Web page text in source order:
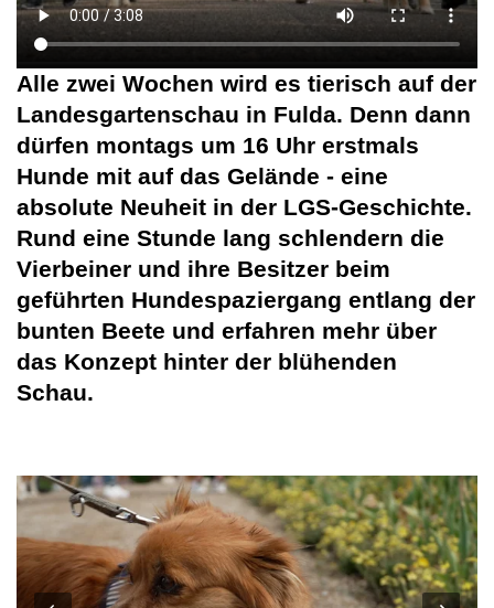
Alle zwei Wochen wird es tierisch auf der
Landesgartenschau in Fulda. Denn dann
dürfen montags um 16 Uhr erstmals
Hunde mit auf das Gelände - eine
absolute Neuheit in der LGS-Geschichte.
Rund eine Stunde lang schlendern die
Vierbeiner und ihre Besitzer beim
geführten Hundespaziergang entlang der
bunten Beete und erfahren mehr über
das Konzept hinter der blühenden
Schau.